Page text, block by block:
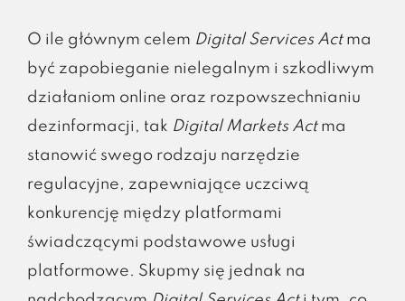
O ile głównym celem Digital Services Act ma
być zapobieganie nielegalnym i szkodliwym
działaniom online oraz rozpowszechnianiu
dezinformacji, tak Digital Markets Act ma
stanowić swego rodzaju narzędzie
regulacyjne, zapewniające uczciwą
konkurencję między platformami
świadczącymi podstawowe usługi
platformowe. Skupmy się jednak na